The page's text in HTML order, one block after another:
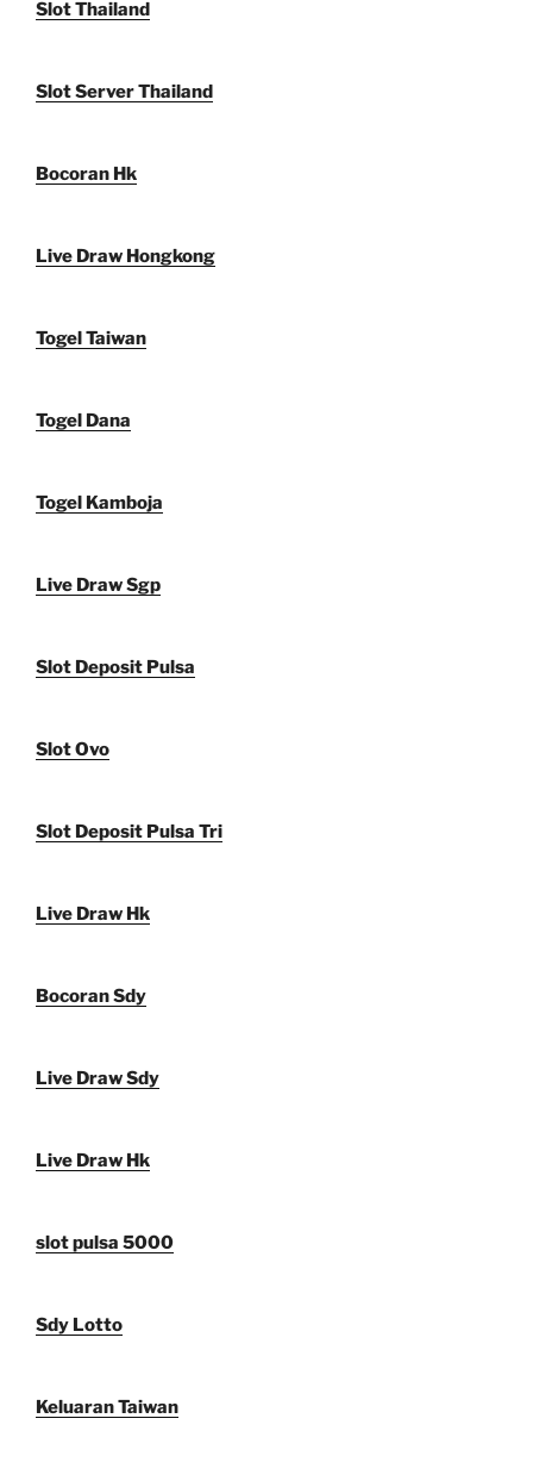
Slot Thailand
Slot Server Thailand
Bocoran Hk
Live Draw Hongkong
Togel Taiwan
Togel Dana
Togel Kamboja
Live Draw Sgp
Slot Deposit Pulsa
Slot Ovo
Slot Deposit Pulsa Tri
Live Draw Hk
Bocoran Sdy
Live Draw Sdy
Live Draw Hk
slot pulsa 5000
Sdy Lotto
Keluaran Taiwan